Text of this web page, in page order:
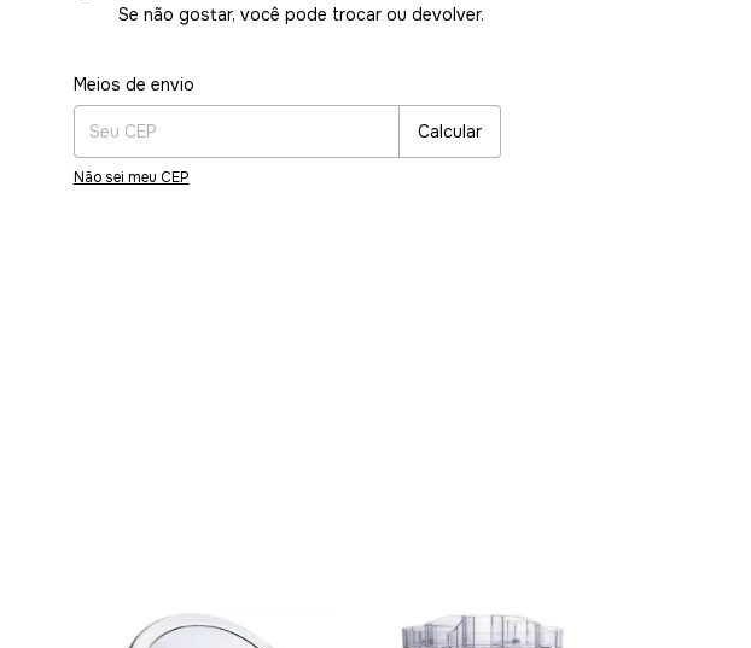
Se não gostar, você pode trocar ou devolver.
Entregas para o CEP:
Meios de envio
Calcular
Não sei meu CEP